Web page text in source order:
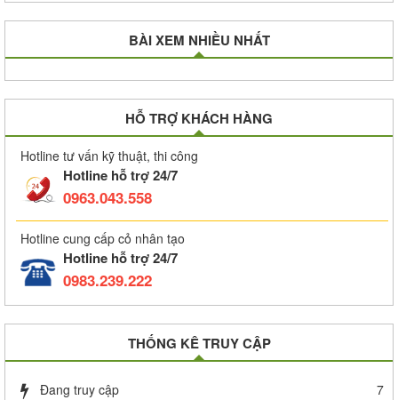
BÀI XEM NHIỀU NHẤT
HỖ TRỢ KHÁCH HÀNG
Hotline tư vấn kỹ thuật, thi công
Hotline hỗ trợ 24/7
0963.043.558
Hotline cung cấp cỏ nhân tạo
Hotline hỗ trợ 24/7
0983.239.222
THỐNG KÊ TRUY CẬP
Đang truy cập 7